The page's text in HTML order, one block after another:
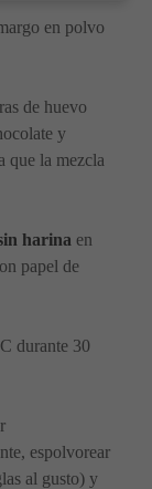
en polvo
de huevo
y
que la mezcla
harina en
papel de
durante 30
espolvorear
al gusto) y